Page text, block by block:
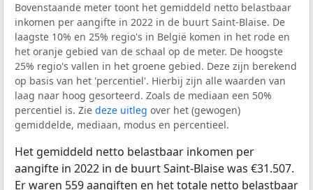
Bovenstaande meter toont het gemiddeld netto belastbaar
inkomen per aangifte in 2022 in de buurt Saint-Blaise. De
laagste 10% en 25% regio's in België komen in het rode en
het oranje gebied van de schaal op de meter. De hoogste
25% regio's vallen in het groene gebied. Deze zijn berekend
op basis van het 'percentiel'. Hierbij zijn alle waarden van
laag naar hoog gesorteerd. Zoals de mediaan een 50%
percentiel is. Zie deze uitleg over het (gewogen)
gemiddelde, mediaan, modus en percentieel.
Het gemiddeld netto belastbaar inkomen per
aangifte in 2022 in de buurt Saint-Blaise was €31.507.
Er waren 559 aangiften en het totale netto belastbaar